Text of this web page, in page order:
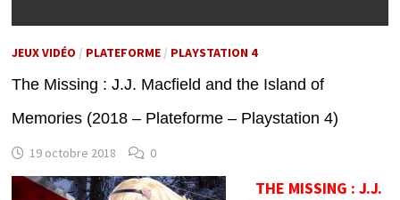
JEUX VIDÉO / PLATEFORME/ PLAYSTATION 4
The Missing : J.J. Macfield and the Island of
Memories (2018 – Plateforme – Playstation 4)
19 octobre 2018 0
THE MISSING : J.J.